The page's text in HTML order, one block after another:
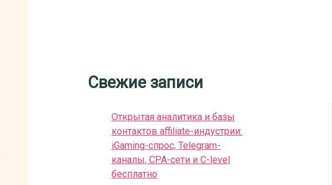
Свежие записи
Открытая аналитика и базы
контактов affiliate-индустрии:
iGaming-спрос, Telegram-
каналы, CPA-сети и C-level
бесплатно